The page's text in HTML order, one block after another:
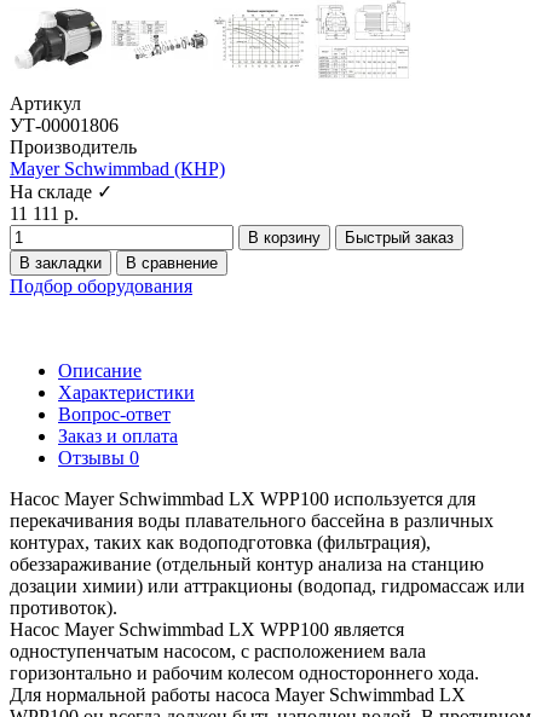
Артикул
УТ-00001806
Производитель
Mayer Schwimmbad (КНР)
На складе ✓
11 111 р.
В корзину
Быстрый заказ
В закладки
В сравнение
Подбор оборудования
Описание
Характеристики
Вопрос-ответ
Заказ и оплата
Отзывы 0
Насос Mayer Schwimmbad LX WPP100 используется для
перекачивания воды плавательного бассейна в различных
контурах, таких как водоподготовка (фильтрация),
обеззараживание (отдельный контур анализа на станцию
дозации химии) или аттракционы (водопад, гидромассаж или
противоток).
Насос Mayer Schwimmbad LX WPP100 является
одноступенчатым насосом, с расположением вала
горизонтально и рабочим колесом одностороннего хода.
Для нормальной работы насоса Mayer Schwimmbad LX